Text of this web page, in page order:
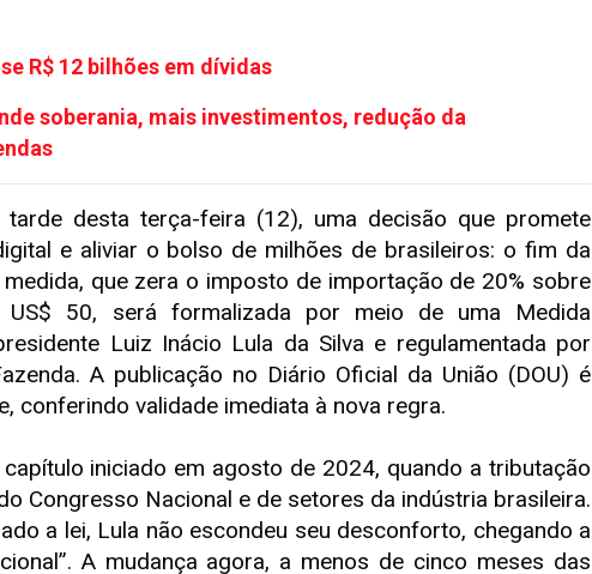
R$ 12 bilhões em dívidas
soberania, mais investimentos, redução da
tarde desta terça-feira (12), uma decisão que promete
e aliviar o bolso de milhões de brasileiros: o fim da
medida, que zera o imposto de importação de 20% sobre
US$ 50, será formalizada por meio de uma Medida
Luiz Inácio Lula da Silva e regulamentada por
A publicação no Diário Oficial da União (DOU) é
conferindo validade imediata à nova regra.
iniciado em agosto de 2024, quando a tributação
Congresso Nacional e de setores da indústria brasileira.
a lei, Lula não escondeu seu desconforto, chegando a
A mudança agora, a menos de cinco meses das